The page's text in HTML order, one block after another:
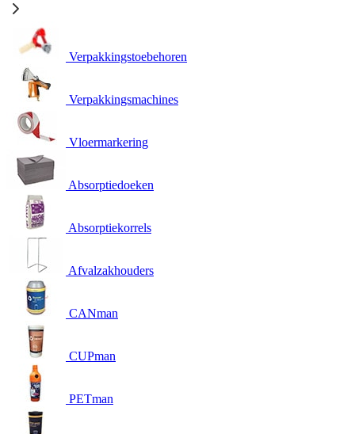
Verpakkingstoebehoren
Verpakkingsmachines
Vloermarkering
Absorptiedoeken
Absorptiekorrels
Afvalzakhouders
CANman
CUPman
PETman